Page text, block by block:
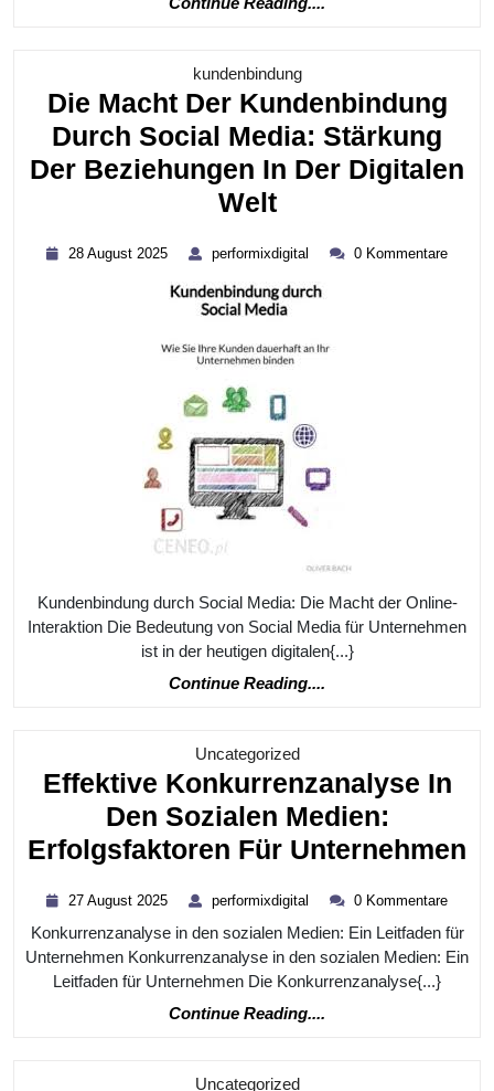
kundenbindungKategorie
Die Macht Der Kundenbindung
Durch Social Media: Stärkung
Der Beziehungen In Der Digitalen
WeltDie
Der
Kundenbindung
Social
Media:
Stärkung
Der
Beziehungen
In
Der
Digitalen
Welt
28 August 2025
2025
performixdigital performixdigital
0 Kommentare
Kundenbindung durch Social Media: Die Macht der Online-
Interaktion Die Bedeutung von Social Media für Unternehmen
ist in der heutigen digitalen{...}
Continue Reading....
UncategorizedKategorie
Effektive Konkurrenzanalyse In
Den Sozialen Medien:
Erfolgsfaktoren Für Unternehmen
27 August 2025
2025
performixdigital performixdigital
0 Kommentare
Konkurrenzanalyse in den sozialen Medien: Ein Leitfaden für
Unternehmen Konkurrenzanalyse in den sozialen Medien: Ein
Leitfaden für Unternehmen Die Konkurrenzanalyse{...}
Continue Reading....
UncategorizedKategorie